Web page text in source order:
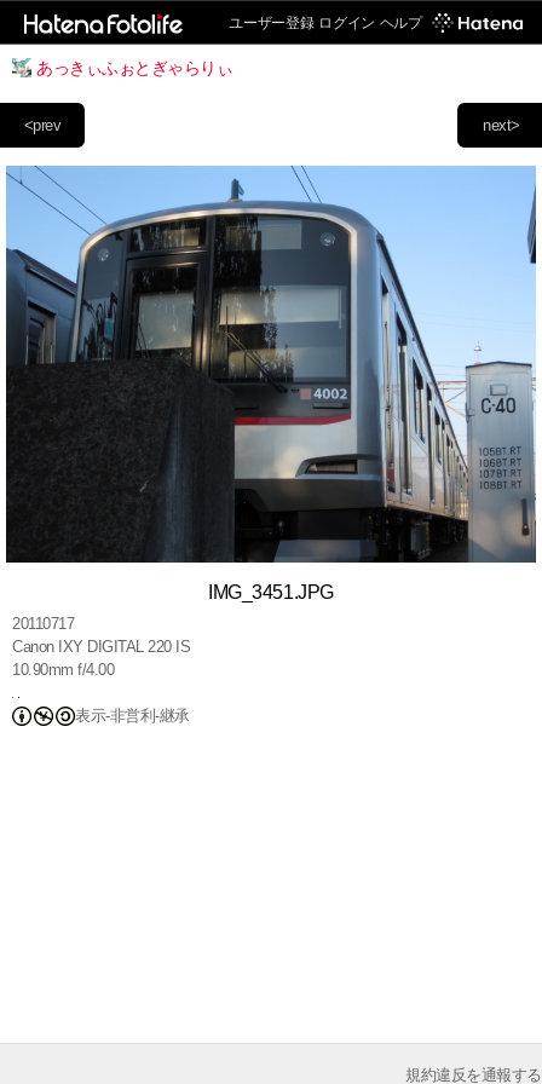
ユーザー登録 ログイン ヘルプ
あっきぃふぉとぎゃらりぃ
next>
<prev
IMG_3451.JPG
20110717
Canon IXY DIGITAL 220 IS
10.90mm f/4.00
表示-非営利-継承
規約違反を通報する